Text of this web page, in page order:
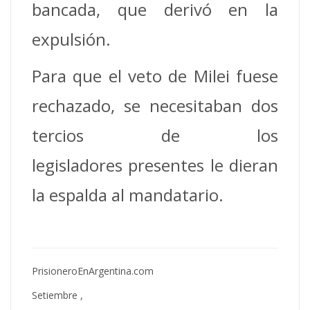
bancada, que derivó en la
expulsión.
Para que el veto de Milei fuese
rechazado, se necesitaban dos
tercios de los
legisladores presentes le dieran
la espalda al mandatario.
PrisioneroEnArgentina.com
Setiembre ,